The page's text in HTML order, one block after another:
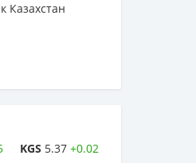
Казахстан
KGS 5.37 +0.02